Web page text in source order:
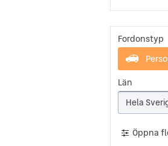
Fordonstyp
Län
Hela
Öppna